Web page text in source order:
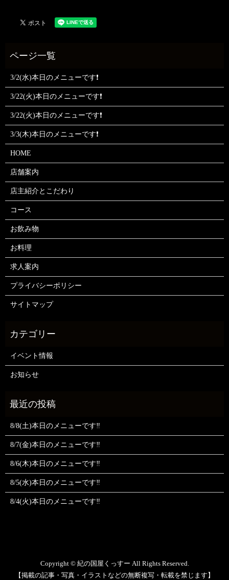
3/2(水)本日のメニューです❗
3/22(火)本日のメニューです❗
3/22(火)本日のメニューです❗
3/3(木)本日のメニューです❗
HOME
店舗案内
店主紹介とこだわり
コース
お飲み物
お料理
求人案内
プライバシーポリシー
サイトマップ
イベント情報
お知らせ
8/8(土)本日のメニューです‼️
8/7(金)本日のメニューです‼️
8/6(木)本日のメニューです‼️
8/5(水)本日のメニューです‼️
8/4(火)本日のメニューです‼️
Copyright © 紀の国屋くっすー All Rights Reserved.
【掲載の記事・写真・イラストなどの無断複写・転載を禁じます】